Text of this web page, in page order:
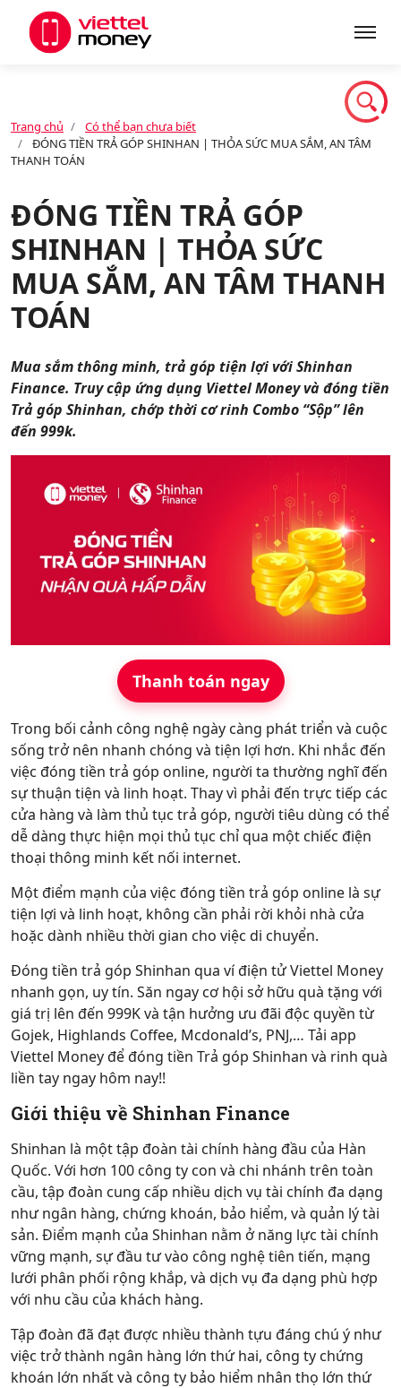
Sản phẩm
Dịch vụ
Tin tức
Khuyến mãi
Hỗ trợ
Trang chủ
Có thể bạn chưa biết
ĐÓNG TIỀN TRẢ GÓP SHINHAN | THỎA SỨC MUA SẮM, AN TÂM
THANH TOÁN
ĐÓNG TIỀN TRẢ GÓP
SHINHAN | THỎA SỨC
MUA SẮM, AN TÂM THANH
TOÁN
Mua sắm thông minh, trả góp tiện lợi với Shinhan
Finance. Truy cập ứng dụng Viettel Money và đóng tiền
Trả góp Shinhan, chớp thời cơ rinh Combo “Sộp” lên
đến 999k.
Thanh toán ngay
Trong bối cảnh công nghệ ngày càng phát triển và cuộc
sống trở nên nhanh chóng và tiện lợi hơn. Khi nhắc đến
việc đóng tiền trả góp online, người ta thường nghĩ đến
sự thuận tiện và linh hoạt. Thay vì phải đến trực tiếp các
cửa hàng và làm thủ tục trả góp, người tiêu dùng có thể
dễ dàng thực hiện mọi thủ tục chỉ qua một chiếc điện
thoại thông minh kết nối internet.
Một điểm mạnh của việc đóng tiền trả góp online là sự
tiện lợi và linh hoạt, không cần phải rời khỏi nhà cửa
hoặc dành nhiều thời gian cho việc di chuyển.
Đóng tiền trả góp Shinhan qua ví điện tử Viettel Money
nhanh gọn, uy tín. Săn ngay cơ hội sở hữu quà tặng với
giá trị lên đến 999K và tận hưởng ưu đãi độc quyền từ
Gojek, Highlands Coffee, Mcdonald’s, PNJ,… Tải app
Viettel Money để đóng tiền Trả góp Shinhan và rinh quà
liền tay ngay hôm nay!!
Giới thiệu về Shinhan Finance
Shinhan là một tập đoàn tài chính hàng đầu của Hàn
Quốc. Với hơn 100 công ty con và chi nhánh trên toàn
cầu, tập đoàn cung cấp nhiều dịch vụ tài chính đa dạng
như ngân hàng, chứng khoán, bảo hiểm, và quản lý tài
sản. Điểm mạnh của Shinhan nằm ở năng lực tài chính
vững mạnh, sự đầu tư vào công nghệ tiên tiến, mạng
lưới phân phối rộng khắp, và dịch vụ đa dạng phù hợp
với nhu cầu của khách hàng.
Tập đoàn đã đạt được nhiều thành tựu đáng chú ý như
việc trở thành ngân hàng lớn thứ hai, công ty chứng
khoán lớn nhất và công ty bảo hiểm nhân thọ lớn thứ